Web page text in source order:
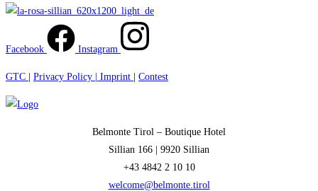
Facebook Instagram
GTC Privacy Policy | Imprint Contest
Belmonte Tirol – Boutique Hotel
Sillian 166 | 9920 Sillian
+43 4842 2 10 10
welcome@belmonte.tirol